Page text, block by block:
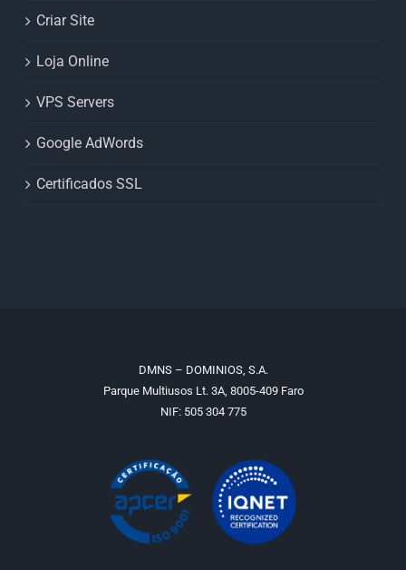
Criar Site
Loja Online
VPS Servers
Google AdWords
Certificados SSL
DMNS – DOMINIOS, S.A.
Parque Multiusos Lt. 3A, 8005-409 Faro
NIF: 505 304 775